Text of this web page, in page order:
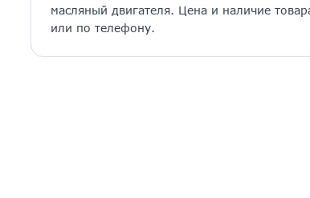
масляный двигателя. Цена и наличие
или по телефону.